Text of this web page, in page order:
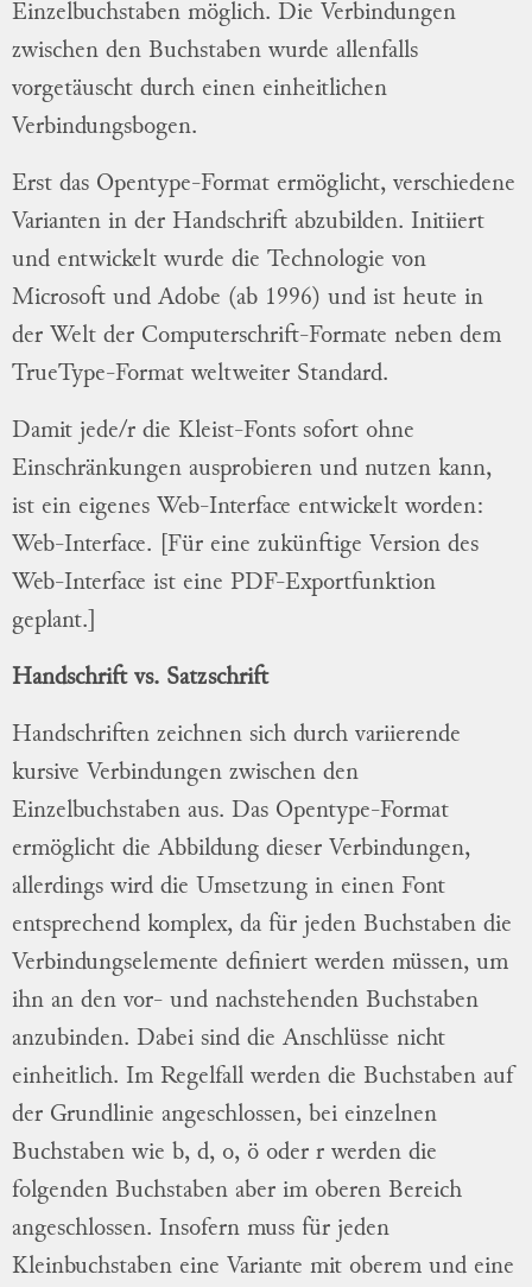
Einzelbuchstaben möglich. Die Verbindungen
zwischen den Buchstaben wurde allenfalls
vorgetäuscht durch einen einheitlichen
Verbindungsbogen.
Erst das Opentype-Format ermöglicht, verschiedene
Varianten in der Handschrift abzubilden. Initiiert
und entwickelt wurde die Technologie von
Microsoft und Adobe (ab 1996) und ist heute in
der Welt der Computerschrift-Formate neben dem
TrueType-Format weltweiter Standard.
Damit jede/r die Kleist-Fonts sofort ohne
Einschränkungen ausprobieren und nutzen kann,
ist ein eigenes Web-Interface entwickelt worden:
Web-Interface. [Für eine zukünftige Version des
Web-Interface ist eine PDF-Exportfunktion
geplant.]
Handschrift vs. Satzschrift
Handschriften zeichnen sich durch variierende
kursive Verbindungen zwischen den
Einzelbuchstaben aus. Das Opentype-Format
ermöglicht die Abbildung dieser Verbindungen,
allerdings wird die Umsetzung in einen Font
entsprechend komplex, da für jeden Buchstaben die
Verbindungselemente definiert werden müssen, um
ihn an den vor- und nachstehenden Buchstaben
anzubinden. Dabei sind die Anschlüsse nicht
einheitlich. Im Regelfall werden die Buchstaben auf
der Grundlinie angeschlossen, bei einzelnen
Buchstaben wie b, d, o, ö oder r werden die
folgenden Buchstaben aber im oberen Bereich
angeschlossen. Insofern muss für jeden
Kleinbuchstaben eine Variante mit oberem und eine